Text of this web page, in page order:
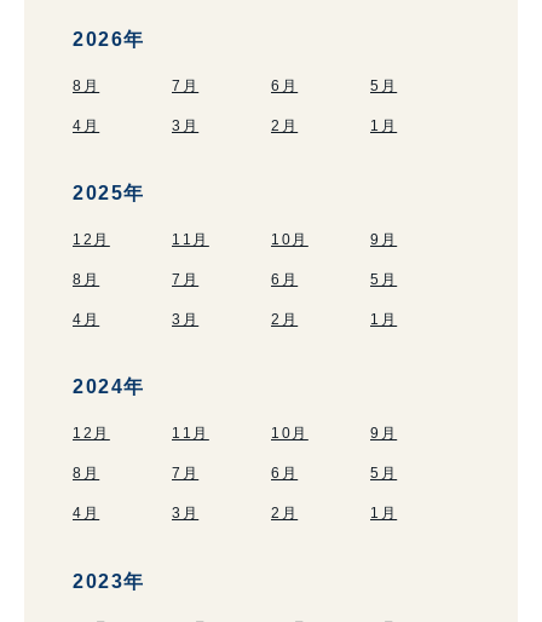
2026年
8月 7月 6月 5月
4月 3月 2月 1月
2025年
12月 11月 10月 9月
8月 7月 6月 5月
4月 3月 2月 1月
2024年
12月 11月 10月 9月
8月 7月 6月 5月
4月 3月 2月 1月
2023年